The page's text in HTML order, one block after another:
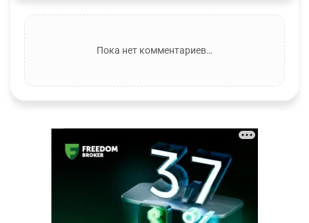
Пока нет комментариев…